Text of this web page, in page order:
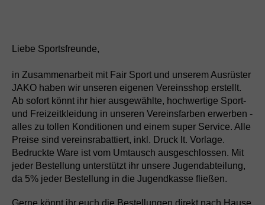
Liebe Sportsfreunde,
in Zusammenarbeit mit Fair Sport und unserem Ausrüster
JAKO haben wir unseren eigenen Vereinsshop erstellt.
Ab sofort könnt ihr hier ausgewählte, hochwertige Sport-
und Freizeitkleidung in unseren Vereinsfarben erwerben -
alles zu tollen Konditionen und einem super Service. Alle
Preise sind vereinsrabattiert, inkl. Druck lt. Vorlage.
Bedruckte Ware ist vom Umtausch ausgeschlossen. Mit
jeder Bestellung unterstützt ihr unsere Jugendabteilung,
da 5% jeder Bestellung in die Jugendkasse fließen.
Gerne könnt ihr euch die Bestellungen direkt nach Hause